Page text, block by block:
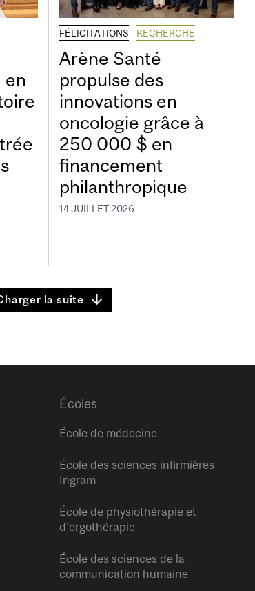
en
FÉLICITATIONS RECHERCHE
Arène Santé
propulse des
innovations en
oncologie grâce à
250 000 $ en
financement
philanthropique
14 JUILLET 2026
la suite
Écoles
École de médecine
École des sciences infirmières
Ingram
École de physiothérapie et
d’ergothérapie
École des sciences de la
communication humaine